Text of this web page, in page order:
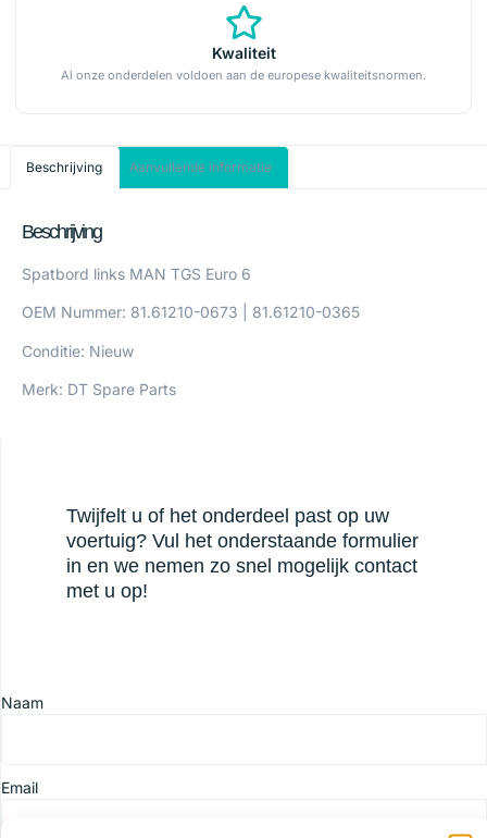
Kwaliteit
Al onze onderdelen voldoen aan de europese kwaliteitsnormen.
Beschrijving Aanvullende informatie
Beschrijving
Spatbord links MAN TGS Euro 6
OEM Nummer: 81.61210-0673 | 81.61210-0365
Conditie: Nieuw
Merk: DT Spare Parts
Twijfelt u of het onderdeel past op uw
voertuig? Vul het onderstaande formulier
in en we nemen zo snel mogelijk contact
met u op!
Naam
Email